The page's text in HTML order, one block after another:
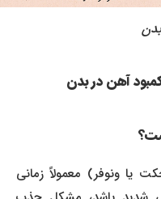
آهن در بدن
ونوفر) معمولاً زمانی